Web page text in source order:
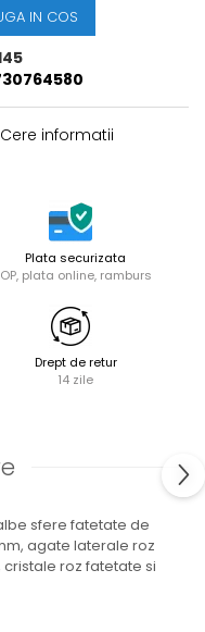
IN COS
Cere informatii
Plata securizata
OP, plata online, ramburs
Drept de retur
14 zile
sfere fatetate de
agate laterale roz
roz fatetate si